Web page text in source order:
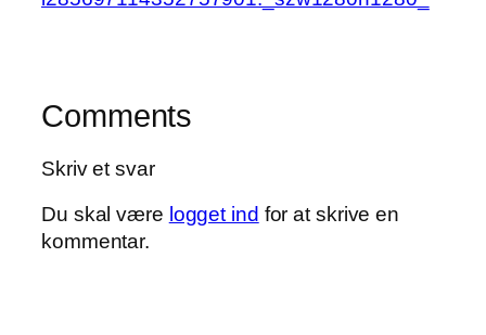
Comments
Skriv et svar
Du skal være logget ind for at skrive en
kommentar.